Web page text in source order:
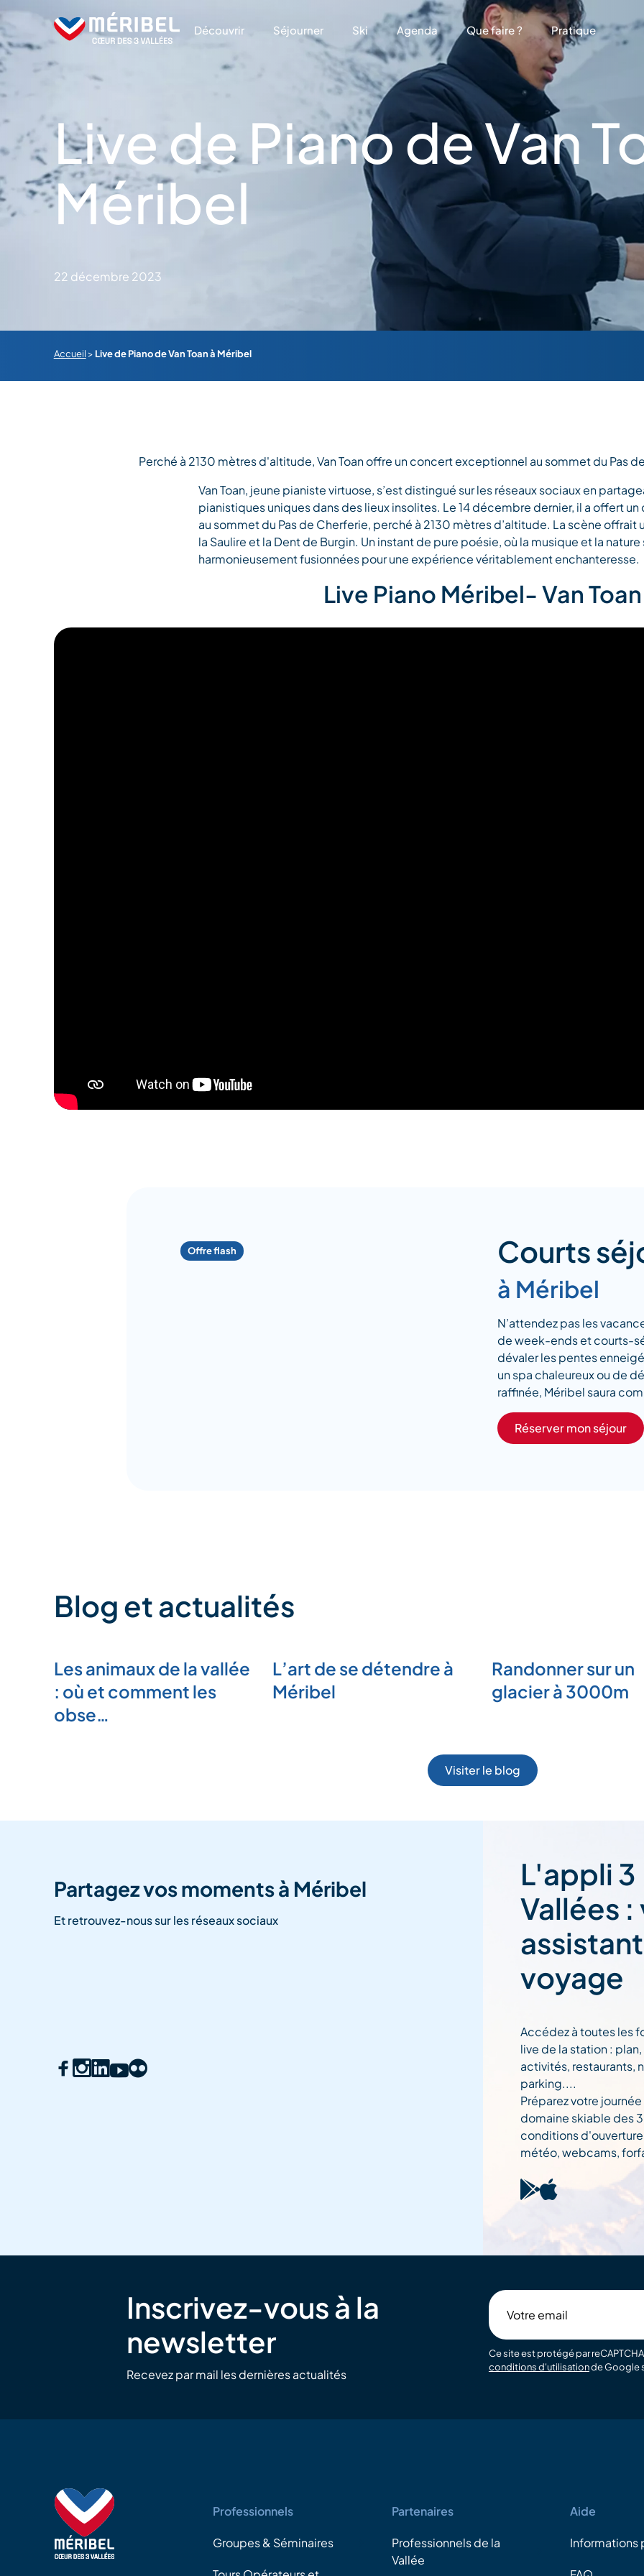
to
content
Découvrir Séjourner Ski Agenda Que faire ? Pratique
Live de Piano de Van
Méribel
22 décembre 2023
Accueil > Live de Piano de Van Toan à Méribel
Perché à 2130 mètres d'altitude, Van Toan offre un concert exceptionnel au sommet du Pas
Van Toan, jeune pianiste virtuose, s’est distingué sur les réseaux sociaux en
pianistiques uniques dans des lieux insolites. Le 14 décembre dernier, il a offert
au sommet du Pas de Cherferie, perché à 2130 mètres d’altitude. La scène offrait
la Saulire et la Dent de Burgin. Un instant de pure poésie, où la musique et la nature
harmonieusement fusionnées pour une expérience véritablement enchanteresse.
Live Piano Méribel- Van Toan
Offre flash Courts
à Méribel
N’attendez pas les
de week-ends et courts-
dévaler les pentes
un spa chaleureux ou de
raffinée, Méribel saura
Réserver mon séjour
Blog et actualités
Les animaux de la vallée
: où et comment les
obse…
L’art de se détendre à
Méribel
Randonner sur un
glacier à 3000m
Visiter le blog
Partagez vos moments à Méribel
Et retrouvez-nous sur les réseaux sociaux
L'appli 3
Vallées
voyage
Accédez à toutes les
live de la station :
activités, restaurants,
parking....
Préparez votre
domaine skiable des 3
conditions
météo, webcams,
Inscrivez-vous à la
newsletter
Recevez par mail les dernières actualités
email
Ce site est protégé par
conditions d'utilisationde Google
Professionnels
Groupes & Séminaires
Partenaires
Professionnels de la
Vallée
Aide
Informations